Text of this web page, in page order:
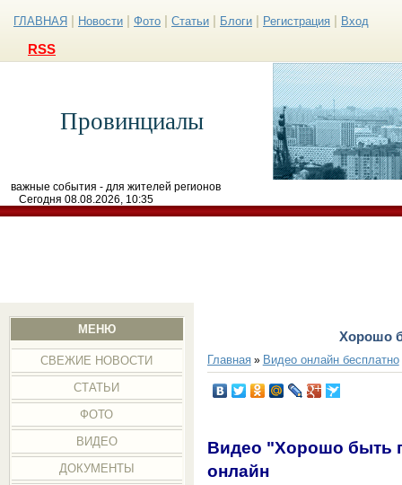
ГЛАВНАЯ Новости Фото Статьи Блоги Регистрация Вход
RSS
Провинциалы
важные события - для жителей регионов
Сегодня 08.08.2026, 10:35
МЕНЮ
СВЕЖИЕ НОВОСТИ
СТАТЬИ
ФОТО
ВИДЕО
ДОКУМЕНТЫ
Хорошо
Главная» Видео онлайн бесплатно
Видео "Хорошо быть
онлайн